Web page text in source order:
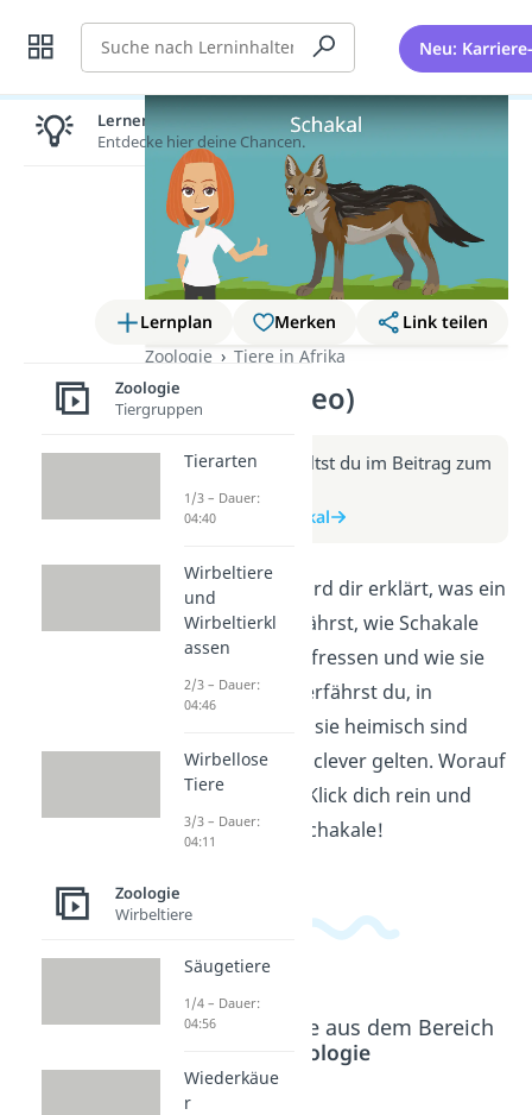
Suche Neu:
Lernplan Merken
Link teilen
Zoologie
Tiere in Afrika
Schakal (Video)
Weitere Infos erhältst du im Beitrag zum
Video
zum Beitrag: Schakal
In diesem Video wird dir erklärt, was ein
Schakal ist. Du erfährst, wie Schakale
aussehen, was sie fressen und wie sie
leben. Außerdem erfährst du, in
welchen Regionen sie heimisch sind
und warum sie als clever gelten. Worauf
wartest du noch? Klick dich rein und
lerne mehr über Schakale!
Beliebte Inhalte aus dem Bereich
Zoologie
Lernen lohnt sich!
Entdecke hier deine Chancen.
Zoologie
Tiergruppen
Tierarten
1/3 – Dauer:
04:40
Wirbeltiere
und
Wirbeltierkl
assen
2/3 – Dauer:
04:46
Wirbellose
Tiere
3/3 – Dauer:
04:11
Zoologie
Wirbeltiere
Säugetiere
1/4 – Dauer:
04:56
Wiederkäue
r